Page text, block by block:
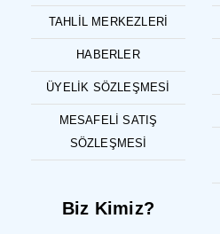
TAHLIL MERKEZLERI
HABERLER
ÜYELIK SÖZLEŞMESI
MESAFELI SATIŞ
SÖZLEŞMESI
Biz Kimiz?